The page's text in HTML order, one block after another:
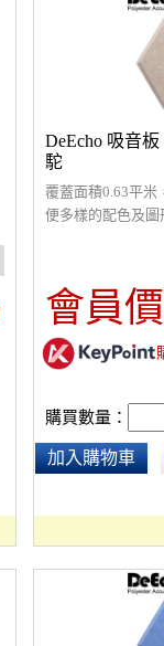
DeEcho 吸音
駝
覆蓋面積0.63平米
便多樣的配色及
性高，通過環保
焰原料製造，非
積的1/3以上)
會員
購買數量：
加入購物車